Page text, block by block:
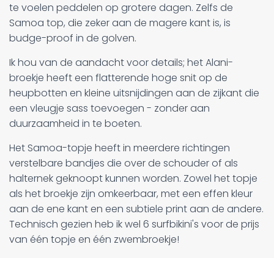
te voelen peddelen op grotere dagen. Zelfs de
Samoa top, die zeker aan de magere kant is, is
budge-proof in de golven.
Ik hou van de aandacht voor details; het Alani-
broekje heeft een flatterende hoge snit op de
heupbotten en kleine uitsnijdingen aan de zijkant die
een vleugje sass toevoegen - zonder aan
duurzaamheid in te boeten.
Het Samoa-topje heeft in meerdere richtingen
verstelbare bandjes die over de schouder of als
halternek geknoopt kunnen worden. Zowel het topje
als het broekje zijn omkeerbaar, met een effen kleur
aan de ene kant en een subtiele print aan de andere.
Technisch gezien heb ik wel 6 surfbikini's voor de prijs
van één topje en één zwembroekje!